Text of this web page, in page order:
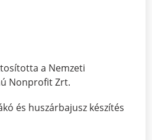
a Nemzeti
Nonprofit Zrt.
és huszárbajusz készítés